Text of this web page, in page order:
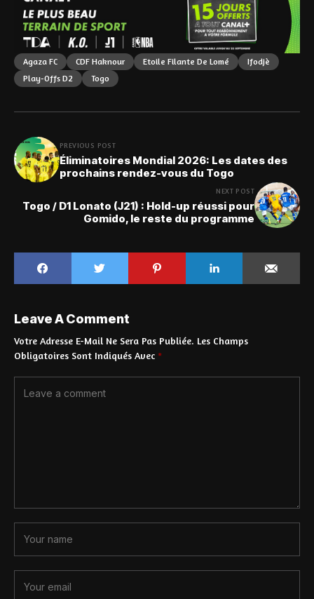
Agaza FC CDF Haknour Etoile Filante De Lomé
Ifodjè
Play-Offs D2
Togo
PREVIOUS POST
Éliminatoires Mondial 2026: Les dates des
prochains rendez-vous du Togo
NEXT POST
Togo / D1 Lonato (J21) : Hold-up réussi pour
Gomido, le reste du programme
Leave A Comment
Votre Adresse E-Mail Ne Sera Pas Publiée. Les Champs
Obligatoires Sont Indiqués Avec *